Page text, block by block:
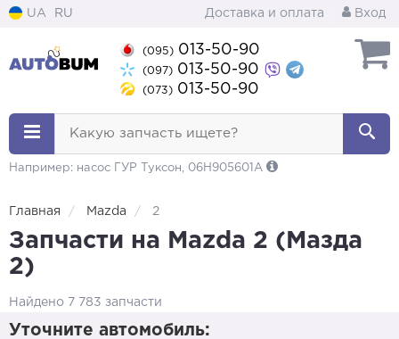
UA RU Доставка и оплата Вход
(095) 013-50-90
(097) 013-50-90
(073) 013-50-90
Какую запчасть ищете?
Например: насос ГУР Туксон, 06H905601A
Главная Mazda 2
Запчасти на Mazda 2 (Мазда
2)
Найдено 7 783 запчасти
Уточните автомобиль: